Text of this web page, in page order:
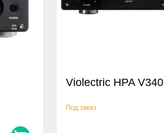
Violectric HPA V340
Под заказ